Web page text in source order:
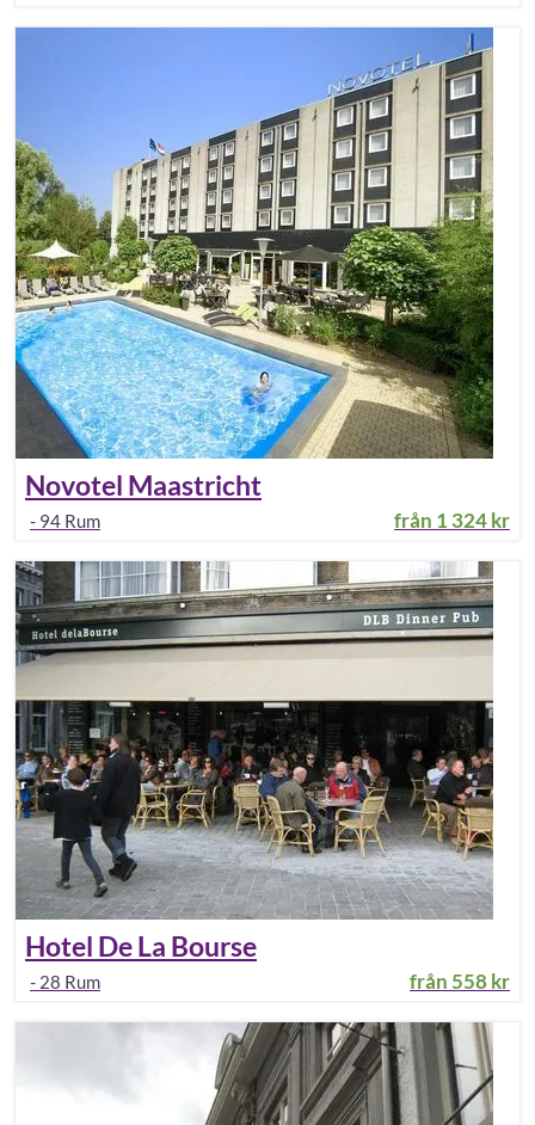
Novotel Maastricht
- 94 Rum från 1 324 kr
Hotel De La Bourse
- 28 Rum från558 kr